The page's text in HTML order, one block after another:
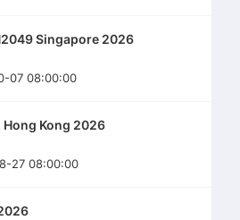
Singapore 2026
07 08:00:00
Hong Kong 2026
27 08:00:00